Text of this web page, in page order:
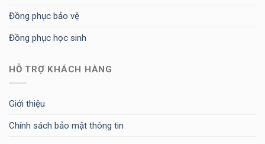
Đồng phục bảo vệ
Đồng phục học sinh
HỖ TRỢ KHÁCH HÀNG
Giới thiệu
Chính sách bảo mật thông tin